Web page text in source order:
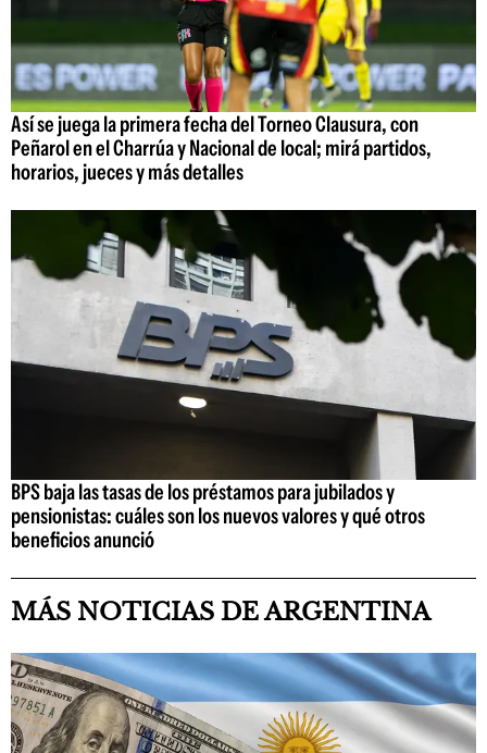
Así se juega la primera fecha del Torneo Clausura, con
Peñarol en el Charrúa y Nacional de local; mirá partidos,
horarios, jueces y más detalles
BPS baja las tasas de los préstamos para jubilados y
pensionistas: cuáles son los nuevos valores y qué otros
beneficios anunció
MÁS NOTICIAS DE ARGENTINA